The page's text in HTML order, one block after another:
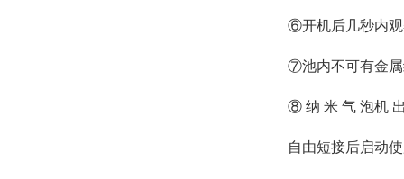
⑥开机后几秒内观
⑦池内不可有金属
⑧ 纳 米 气 泡机
自由短接后启动